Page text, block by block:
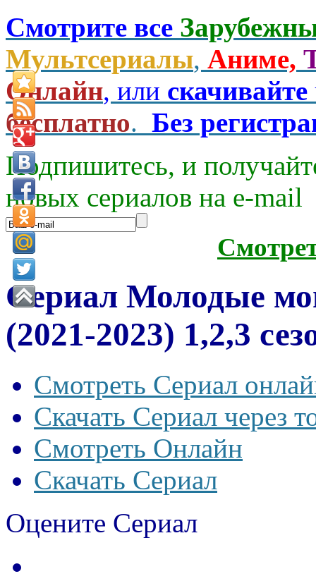
Смотрите все
Мультсериалы, Аниме,
Онлайн, или скачивайте
бесплатно. Без
Подпишитесь, и
новых сериалов на e-mаil
Сериал Молодые
(2021-2023) 1,2,3
Смотреть Сериал
Скачать Сериал через
Смотреть Онлайн
Скачать Сериал
Оцените Сериал